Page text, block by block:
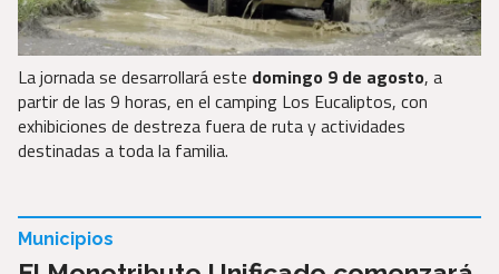
La jornada se desarrollará este domingo 9 de agosto, a
partir de las 9 horas, en el camping Los Eucaliptos, con
exhibiciones de destreza fuera de ruta y actividades
destinadas a toda la familia.
Municipios